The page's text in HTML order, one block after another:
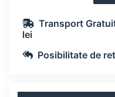
Transport
lei
Posibilitate de